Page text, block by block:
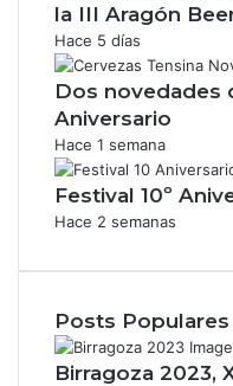
la III Aragón
Hace 5 días
Dos novedades
Aniversario
Hace 1 semana
Festival 10º
Hace 2 semanas
Posts Populares
Birragoza 2023,